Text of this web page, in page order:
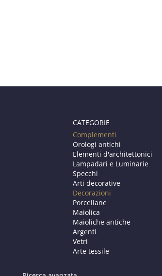
CATEGORIE
Complementi
Orologi antichi
Elementi d'architettonici
Lampadari e Luminarie
Specchi
Arti decorative
Decorazioni
Porcellane
Maiolica
Maioliche antiche
Argenti
Vetri
Arte tessile